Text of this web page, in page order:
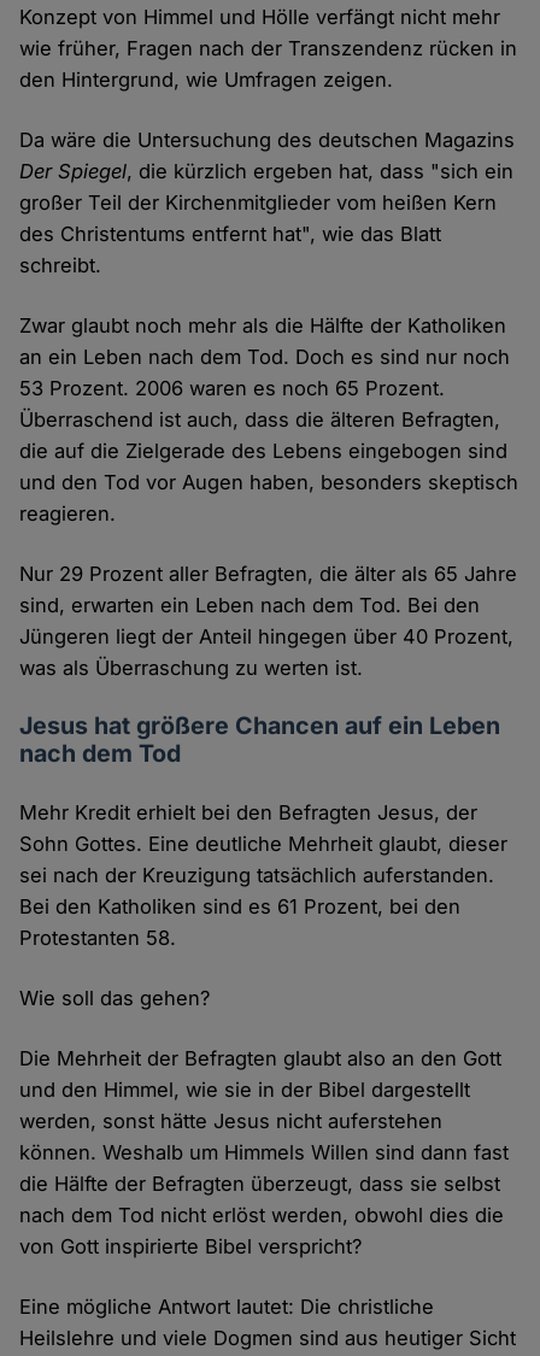
Konzept von Himmel und Hölle verfängt nicht mehr
wie früher, Fragen nach der Transzendenz rücken in
den Hintergrund, wie Umfragen zeigen.
Da wäre die Untersuchung des deutschen Magazins
Der Spiegel, die kürzlich ergeben hat, dass "sich ein
großer Teil der Kirchenmitglieder vom heißen Kern
des Christentums entfernt hat", wie das Blatt
schreibt.
Zwar glaubt noch mehr als die Hälfte der Katholiken
an ein Leben nach dem Tod. Doch es sind nur noch
53 Prozent. 2006 waren es noch 65 Prozent.
Überraschend ist auch, dass die älteren Befragten,
die auf die Zielgerade des Lebens eingebogen sind
und den Tod vor Augen haben, besonders skeptisch
reagieren.
Nur 29 Prozent aller Befragten, die älter als 65 Jahre
sind, erwarten ein Leben nach dem Tod. Bei den
Jüngeren liegt der Anteil hingegen über 40 Prozent,
was als Überraschung zu werten ist.
Jesus hat größere Chancen auf ein Leben
nach dem Tod
Mehr Kredit erhielt bei den Befragten Jesus, der
Sohn Gottes. Eine deutliche Mehrheit glaubt, dieser
sei nach der Kreuzigung tatsächlich auferstanden.
Bei den Katholiken sind es 61 Prozent, bei den
Protestanten 58.
Wie soll das gehen?
Die Mehrheit der Befragten glaubt also an den Gott
und den Himmel, wie sie in der Bibel dargestellt
werden, sonst hätte Jesus nicht auferstehen
können. Weshalb um Himmels Willen sind dann fast
die Hälfte der Befragten überzeugt, dass sie selbst
nach dem Tod nicht erlöst werden, obwohl dies die
von Gott inspirierte Bibel verspricht?
Eine mögliche Antwort lautet: Die christliche
Heilslehre und viele Dogmen sind aus heutiger Sicht